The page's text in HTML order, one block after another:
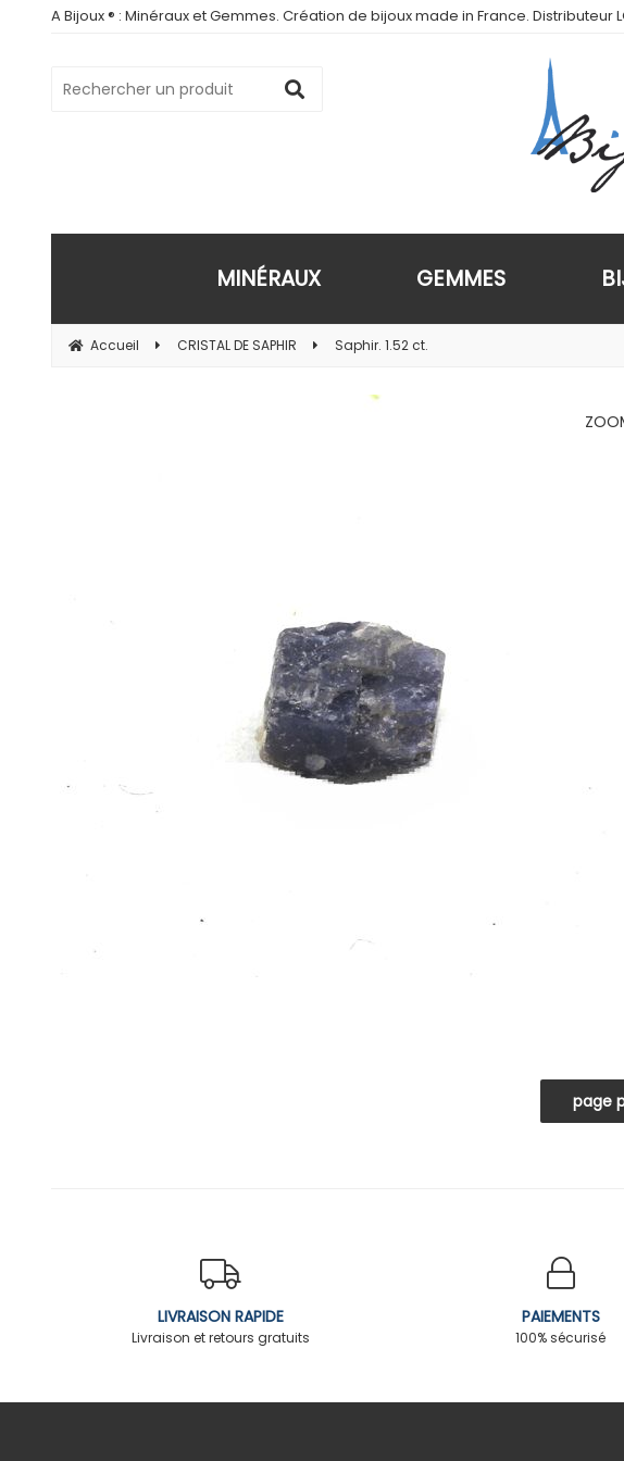
A Bijoux ® : Minéraux et Gemmes. Création de bijoux made in France. Distributeur
MINÉRAUX GEMMES
Accueil CRISTAL DE SAPHIR Saphir. 1.52 ct.
LIVRAISON RAPIDE
Livraison et retours gratuits
PAIEMENTS
100% sécurisé